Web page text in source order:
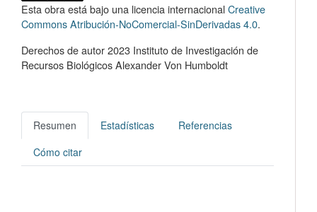
Resumen Estadísticas
Referencias
Cómo citar
Esta obra está bajo una licencia internacionalCreative
Commons Atribución-NoComercial-SinDerivadas 4.0.
Derechos de autor 2023 Instituto de Investigación de
Recursos Biológicos Alexander Von Humboldt